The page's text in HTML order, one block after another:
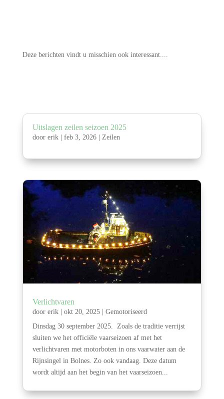
Deze berichten vindt u misschien ook interessant....
Uitslagen zeilen seizoen 2025
door erik| feb 3, 2026| Zeilen
Verlichtvaren
door erik| okt 20, 2025| Gemotoriseerd
Dinsdag 30 september 2025. Zoals de traditie verrijst
sluiten we het officiële vaarseizoen af met het
verlichtvaren met motorboten in ons vaarwater aan de
Rijnsingel in Bolnes. Zo ook vandaag. Deze datum
wordt altijd aan het begin van het vaarseizoen...